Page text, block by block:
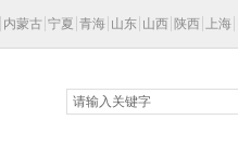
内蒙古 宁夏 青海 山东 山西 陕西 上海